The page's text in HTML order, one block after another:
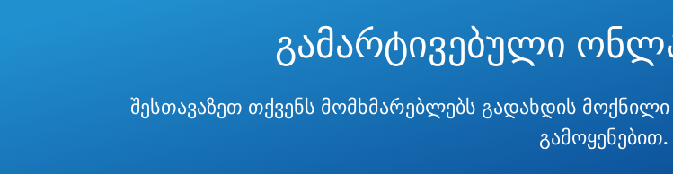
გამარტივებული
შესთავაზეთ თქვენს მომხმარებლებს გადახდის
გამოყენებით.